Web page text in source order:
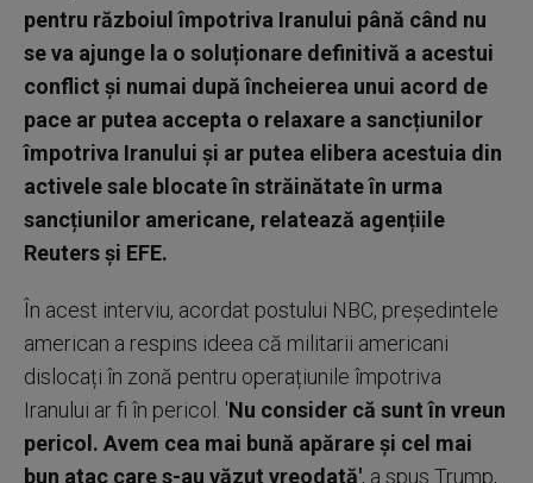
pentru războiul împotriva Iranului până când nu
se va ajunge la o soluționare definitivă a acestui
conflict și numai după încheierea unui acord de
pace ar putea accepta o relaxare a sancțiunilor
împotriva Iranului și ar putea elibera acestuia din
activele sale blocate în străinătate în urma
sancțiunilor americane, relatează agențiile
Reuters și EFE.
În acest interviu, acordat postului NBC, președintele
american a respins ideea că militarii americani
dislocați în zonă pentru operațiunile împotriva
Iranului ar fi în pericol. 'Nu consider că sunt în vreun
pericol. Avem cea mai bună apărare și cel mai
bun atac care s-au văzut vreodată', a spus Trump,